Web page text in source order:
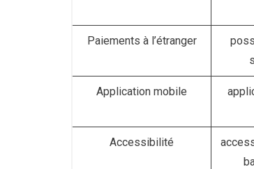
Paiements à l’étranger
Application mobile
Accessibilité